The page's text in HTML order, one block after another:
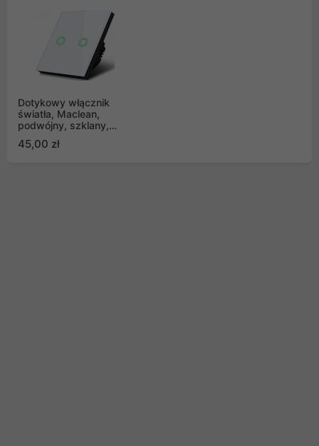
Dotykowy włącznik
światła, Maclean,
podwójny, szklany,
biały z okrągłym
podśw. przycisku,
45,00 zł